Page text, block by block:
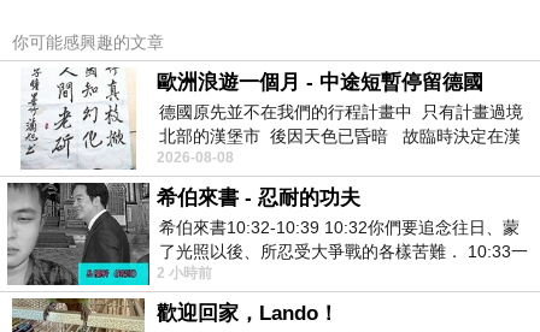
腰圍量內件鬆緊處、腹圍
你可能感興趣的文章
歐洲浪遊一個月 - 中途短暫停留德國
德國原先並不在我們的行程計畫中 只有計畫過境
北部的漢堡市 後因天色已昏暗 故臨時決定在漢
堡市吃晚餐和過夜
2026-08-08
希伯來書 - 忍耐的功夫
希伯來書10:32-10:39 10:32你們要追念往日、蒙
了光照以後、所忍受大爭戰的各樣苦難． 10:33一
面被毀謗、遭患難、成了戲景、叫眾人
2 小時前
歡迎回家，Lando！